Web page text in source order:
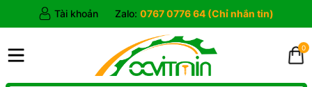
Tài khoản Zalo: 0767 0776 64 (Chỉ nhắn tin)
0